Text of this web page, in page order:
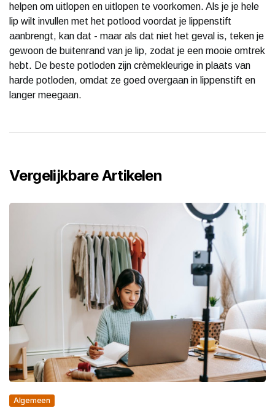
helpen om uitlopen en uitlopen te voorkomen. Als je je hele
lip wilt invullen met het potlood voordat je lippenstift
aanbrengt, kan dat - maar als dat niet het geval is, teken je
gewoon de buitenrand van je lip, zodat je een mooie omtrek
hebt. De beste potloden zijn crèmekleurige in plaats van
harde potloden, omdat ze goed overgaan in lippenstift en
langer meegaan.
Vergelijkbare Artikelen
Algemeen